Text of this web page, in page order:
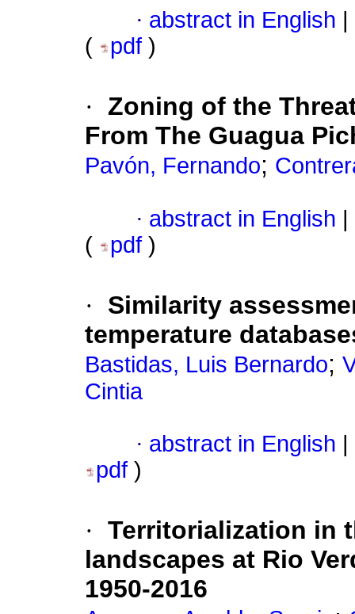
· abstract in English
(
pdf )
·
Zoning of the
From The Guagua
Pavón, Fernando;
· abstract in English
(
pdf )
·
Similarity
temperature
Bastidas, Luis Bernardo;
Cintia
· abstract in English
pdf )
· Territorialization in
landscapes at Rio
1950-2016